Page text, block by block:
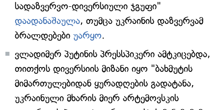
სადაზვერვო-დივერსიული ჯგუფი"
დაადანაშაულა, თუმცა უკრაინის დაზვერვამ
ბრალდებები უარყო.
ვლადიმერ პუტინის პრესსპიკერი ამტკიცებდა,
თითქოს დივერსიის მიზანი იყო "ბახმუტის
მიმართულებიდან ყურადღების გადატანა,
უკრაინული მხარის მიერ არტემოვსკის